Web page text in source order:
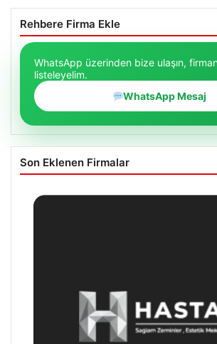
Rehbere Firma Ekle
WhatsApp üzerinden bize ulaşın,
listeleyelim.
WhatsApp Mesaj
Son Eklenen Firmalar